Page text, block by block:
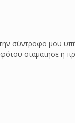
σύντροφο μου
σταματησε η